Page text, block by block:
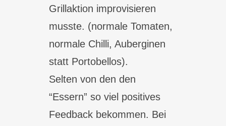
Grillaktion improvisieren
musste. (normale Tomaten,
normale Chilli, Auberginen
statt Portobellos).
Selten von den den
“Essern” so viel positives
Feedback bekommen. Bei